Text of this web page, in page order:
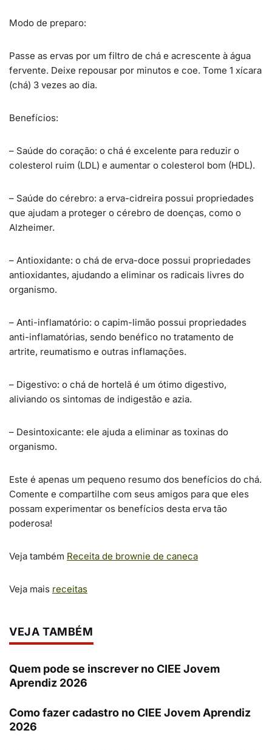
Modo de preparo:
Passe as ervas por um filtro de chá e acrescente à água
fervente. Deixe repousar por minutos e coe. Tome 1 xícara
(chá) 3 vezes ao dia.
Benefícios:
– Saúde do coração: o chá é excelente para reduzir o
colesterol ruim (LDL) e aumentar o colesterol bom (HDL).
– Saúde do cérebro: a erva-cidreira possui propriedades
que ajudam a proteger o cérebro de doenças, como o
Alzheimer.
– Antioxidante: o chá de erva-doce possui propriedades
antioxidantes, ajudando a eliminar os radicais livres do
organismo.
– Anti-inflamatório: o capim-limão possui propriedades
anti-inflamatórias, sendo benéfico no tratamento de
artrite, reumatismo e outras inflamações.
– Digestivo: o chá de hortelã é um ótimo digestivo,
aliviando os sintomas de indigestão e azia.
– Desintoxicante: ele ajuda a eliminar as toxinas do
organismo.
Este é apenas um pequeno resumo dos benefícios do chá.
Comente e compartilhe com seus amigos para que eles
possam experimentar os benefícios desta erva tão
poderosa!
Veja também Receita de brownie de caneca
Veja mais receitas
VEJA TAMBÉM
Quem pode se inscrever no CIEE Jovem
Aprendiz 2026
Como fazer cadastro no CIEE Jovem Aprendiz
2026